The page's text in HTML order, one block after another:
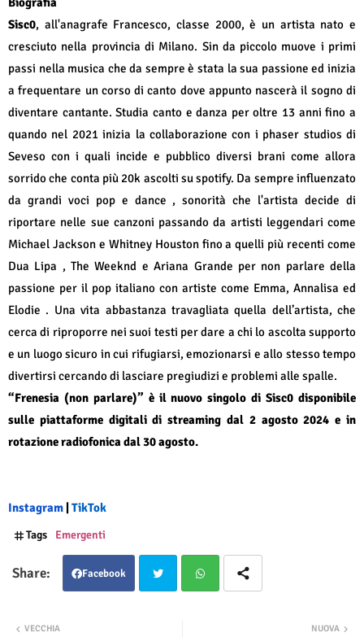
Sisc0, all'anagrafe Francesco, classe 2000, è un artista nato e
cresciuto nella provincia di Milano. Sin da piccolo muove i primi
passi nella musica che da sempre è stata la sua passione ed inizia
a frequentare un corso di canto dove appunto nascerà il sogno di
diventare cantante. Studia canto e danza per oltre 13 anni fino a
quando nel 2021 inizia la collaborazione con i phaser studios di
Seveso con i quali incide e pubblico diversi brani come allora
sorrido che conta più 20k ascolti su spotify. Da sempre influenzato
da grandi voci pop e dance , sonorità che l'artista decide di
riportare nelle sue canzoni passando da artisti leggendari come
Michael Jackson e Whitney Houston fino a quelli più recenti come
Dua Lipa , The Weeknd e Ariana Grande per non parlare della
passione per il pop italiano con artiste come Emma, Annalisa ed
Elodie . Una vita abbastanza travagliata quella dell’artista, che
cerca di riproporre nei suoi testi per dare a chi lo ascolta supporto
e un luogo sicuro in cui rifugiarsi, emozionarsi e allo stesso tempo
divertirsi cercando di lasciare pregiudizi e problemi alle spalle.
“Frenesia (non parlare)” è il nuovo singolo di Sisc0 disponibile
sulle piattaforme digitali di streaming dal 2 agosto 2024 e in
rotazione radiofonica dal 30 agosto.
Instagram | TikTok
Tags Emergenti
Facebook
NUOVA
VECCHIA